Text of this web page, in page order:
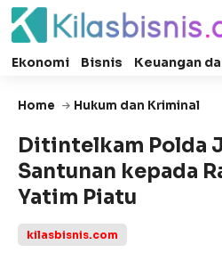
Ekonomi Bisnis Keuangan
Home Hukum dan Kriminal
Ditintelkam Polda
Santunan kepada
Yatim Piatu
kilasbisnis.com